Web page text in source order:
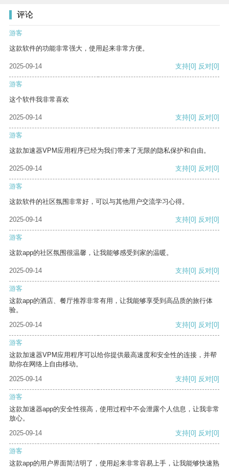
评论
游客
这款软件的功能非常强大，使用起来非常方便。
2025-09-14 支持[0] 反对[0]
游客
这个软件我非常喜欢
2025-09-14 支持[0] 反对[0]
游客
这款加速器VPM应用程序已经为我们带来了无限的隐私保护和自由。
2025-09-14 支持[0] 反对[0]
游客
这款软件的社区氛围非常好，可以与其他用户交流学习心得。
2025-09-14 支持[0] 反对[0]
游客
这款app的社区氛围很温馨，让我能够感受到家的温暖。
2025-09-14 支持[0] 反对[0]
游客
这款app的酒店、餐厅推荐非常有用，让我能够享受到高品质的旅行体
验。
2025-09-14
支持[0] 反对[0]
游客
这款加速器VPM应用程序可以给你提供最高速度和安全性的连接，并帮
助你在网络上自由移动。
2025-09-14
支持[0] 反对[0]
游客
这款加速器app的安全性很高，使用过程中不会泄露个人信息，让我非常
放心。
2025-09-14
支持[0] 反对[0]
游客
这款app的用户界面简洁明了，使用起来非常容易上手，让我能够快速熟